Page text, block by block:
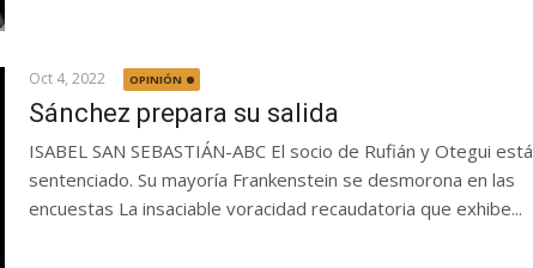
Oct 4, 2022 OPINIÓN
Sánchez prepara su salida
ISABEL SAN SEBASTIÁN-ABC El socio de Rufián y Otegui está
sentenciado. Su mayoría Frankenstein se desmorona en las
encuestas La insaciable voracidad recaudatoria que exhibe...